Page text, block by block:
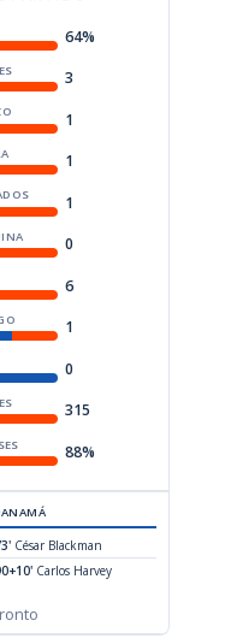
64%
3
1
1
1
0
6
1
0
315
88%
César Blackman
Carlos Harvey